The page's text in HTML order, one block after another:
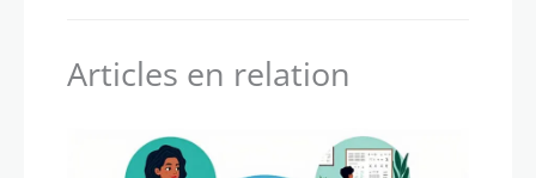
Articles en relation